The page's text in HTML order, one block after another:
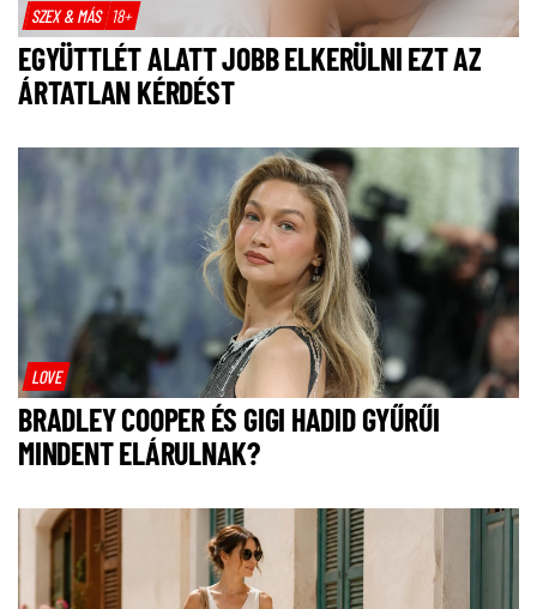
SZEX & MÁS 18+
EGYÜTTLÉT ALATT JOBB ELKERÜLNI EZT AZ
ÁRTATLAN KÉRDÉST
LOVE
BRADLEY COOPER ÉS GIGI HADID GYŰRŰI
MINDENT ELÁRULNAK?